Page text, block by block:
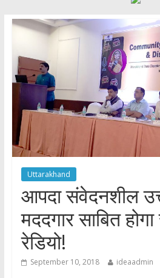
Uttarakhand
आपदा संवेदनशील
मददगार साबित
रेडियो!
September 10, 2018 ideaadmin